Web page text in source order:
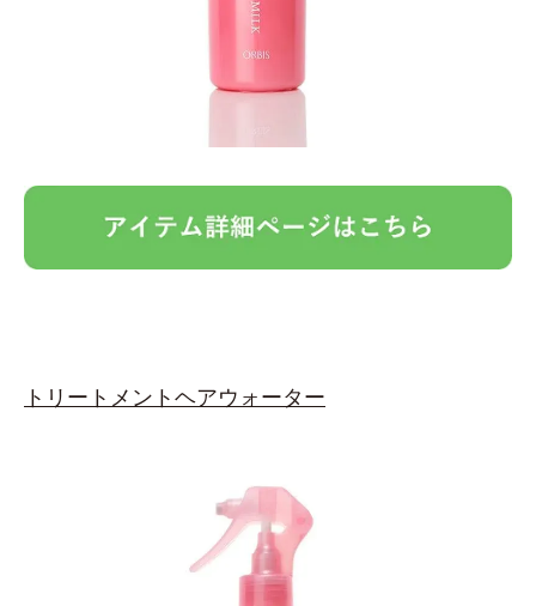
トリートメントヘアウォーター